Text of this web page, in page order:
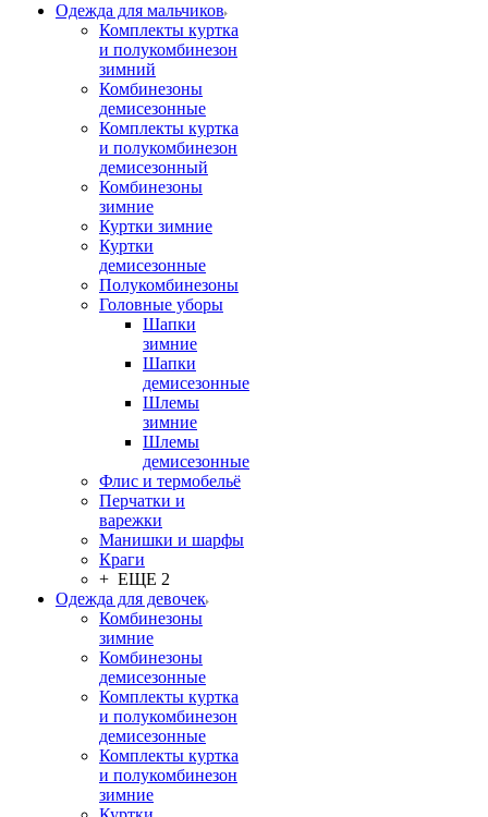
Одежда для мальчиков
Комплекты куртка
и полукомбинезон
зимний
Комбинезоны
демисезонные
Комплекты куртка
и полукомбинезон
демисезонный
Комбинезоны
зимние
Куртки зимние
Куртки
демисезонные
Полукомбинезоны
Головные уборы
Шапки
зимние
Шапки
демисезонные
Шлемы
зимние
Шлемы
демисезонные
Флис и термобельё
Перчатки и
варежки
Манишки и шарфы
Краги
+ ЕЩЕ 2
Одежда для девочек
Комбинезоны
зимние
Комбинезоны
демисезонные
Комплекты куртка
и полукомбинезон
демисезонные
Комплекты куртка
и полукомбинезон
зимние